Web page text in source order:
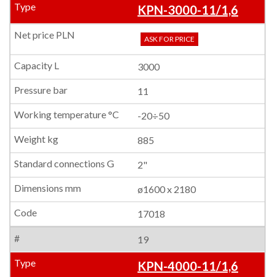
KPN-3000-11/1,6
ASK FOR PRICE
3000
11
-20÷50
885
2"
ø1600 x 2180
17018
19
KPN-4000-11/1,6